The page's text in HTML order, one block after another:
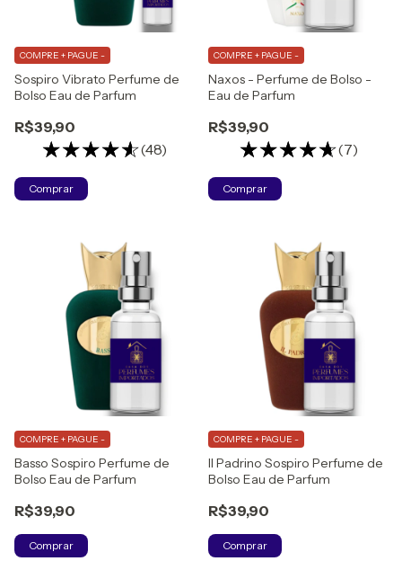
Sospiro Vibrato Perfume de
Bolso Eau de Parfum
R$39,90
(48)
COMPRE + PAGUE -
Comprar
Naxos - Perfume de Bolso -
Eau de Parfum
R$39,90
(7)
COMPRE + PAGUE -
Comprar
Basso Sospiro Perfume de
Bolso Eau de Parfum
R$39,90
COMPRE + PAGUE -
Comprar
Il Padrino Sospiro Perfume de
Bolso Eau de Parfum
R$39,90
COMPRE + PAGUE -
Comprar